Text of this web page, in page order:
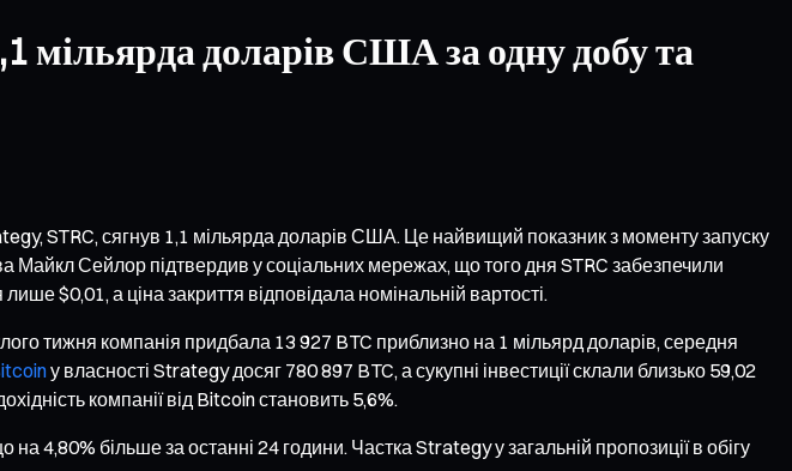
мільярда доларів США за одну добу та
STRC, сягнув 1,1 мільярда доларів США. Це найвищий показник з моменту запуску
Майкл Сейлор підтвердив у соціальних мережах, що того дня STRC забезпечили
$0,01, а ціна закриття відповідала номінальній вартості.
тижня компанія придбала 13 927 BTC приблизно на 1 мільярд доларів, середня
у власності Strategy досяг 780 897 BTC, а сукупні інвестиції склали близько 59,02
компанії від Bitcoin становить 5,6%.
4,80% більше за останні 24 години. Частка Strategy у загальній пропозиції в обігу